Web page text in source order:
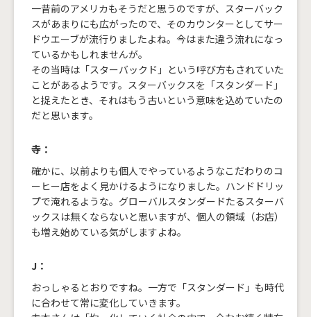
一昔前のアメリカもそうだと思うのですが、スターバック
スがあまりにも広がったので、そのカウンターとしてサー
ドウエーブが流行りましたよね。今はまた違う流れになっ
ているかもしれませんが。
その当時は「スターバックド」という呼び方もされていた
ことがあるようです。スターバックスを「スタンダード」
と捉えたとき、それはもう古いという意味を込めていたの
だと思います。
寺：
確かに、以前よりも個人でやっているようなこだわりのコ
ーヒー店をよく見かけるようになりました。ハンドドリッ
プで淹れるような。グローバルスタンダードたるスターバ
ックスは無くならないと思いますが、個人の領域（お店）
も増え始めている気がしますよね。
J：
おっしゃるとおりですね。一方で「スタンダード」も時代
に合わせて常に変化していきます。